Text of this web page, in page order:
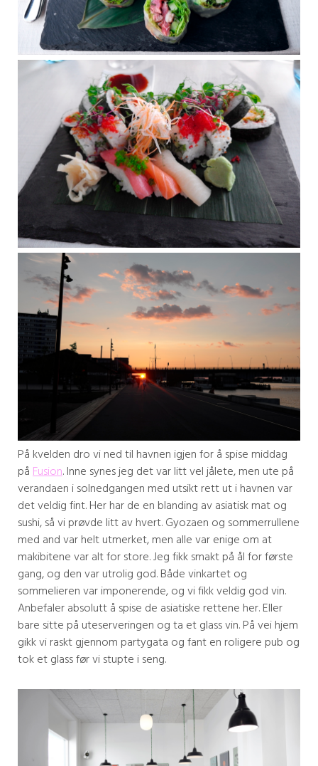
På kvelden dro vi ned til havnen igjen for å spise middag
påFusion. Inne synes jeg det var litt vel jålete, men ute på
verandaen i solnedgangen med utsikt rett ut i havnen var
det veldig fint. Her har de en blanding av asiatisk mat og
sushi, så vi prøvde litt av hvert. Gyozaen og sommerrullene
med and var helt utmerket, men alle var enige om at
makibitene var alt for store. Jeg fikk smakt på ål for første
gang, og den var utrolig god. Både vinkartet og
sommelieren var imponerende, og vi fikk veldig god vin.
Anbefaler absolutt å spise de asiatiske rettene her. Eller
bare sitte på uteserveringen og ta et glass vin. På vei hjem
gikk vi raskt gjennom partygata og fant en roligere pub og
tok et glass før vi stupte i seng.